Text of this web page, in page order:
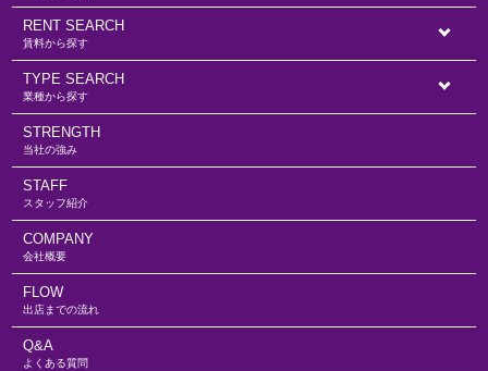
賃料から探す
RENT SEARCH
業種から探す
TYPE SEARCH
当社の強み
STRENGTH
スタッフ紹介
STAFF
会社概要
COMPANY
出店までの流れ
FLOW
よくある質問
Q&A